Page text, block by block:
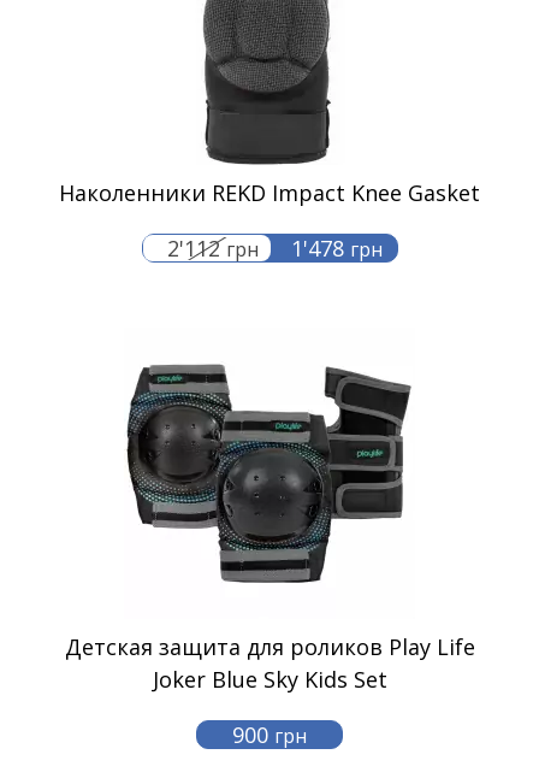
Наколенники REKD Impact Knee Gasket
2'112грн 1'478 грн
Детская защита для роликов Play Life
Joker Blue Sky Kids Set
900 грн